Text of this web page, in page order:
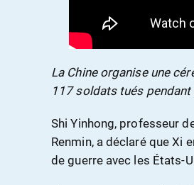
La Chine organise une
117 soldats tués pendant
Shi Yinhong, professeur
Renmin, a déclaré que Xi
de guerre avec les États-